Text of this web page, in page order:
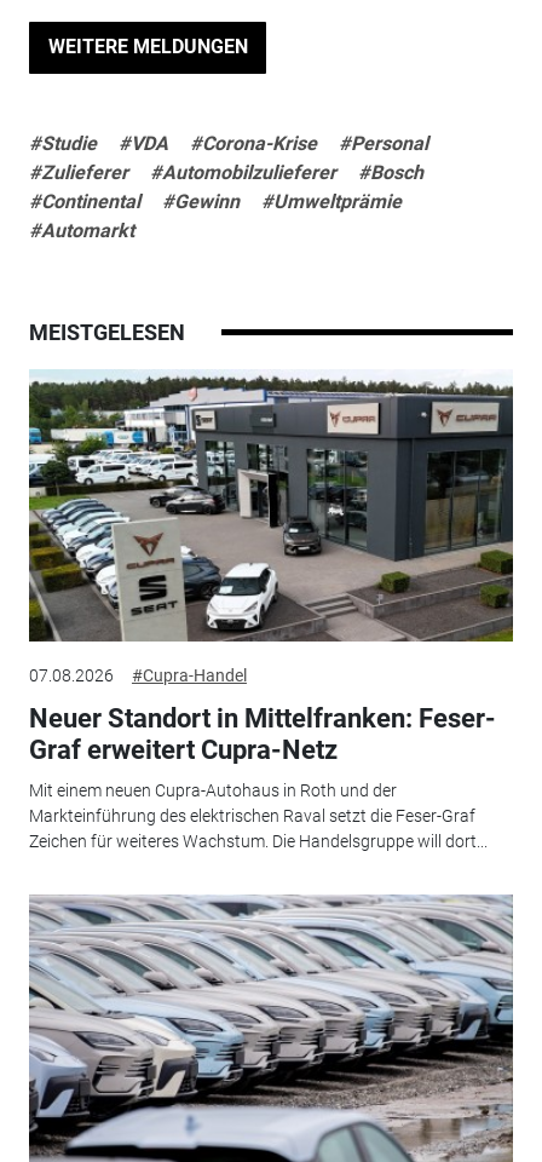
WEITERE MELDUNGEN
#Studie #VDA #Corona-Krise
#Personal
#Zulieferer
#Automobilzulieferer
#Bosch
#Continental
#Gewinn
#Umweltprämie
#Automarkt
MEISTGELESEN
07.08.2026 #Cupra-Handel
Neuer Standort in Mittelfranken: Feser-
Graf erweitert Cupra-Netz
Mit einem neuen Cupra-Autohaus in Roth und der
Markteinführung des elektrischen Raval setzt die Feser-Graf
Zeichen für weiteres Wachstum. Die Handelsgruppe will dort...